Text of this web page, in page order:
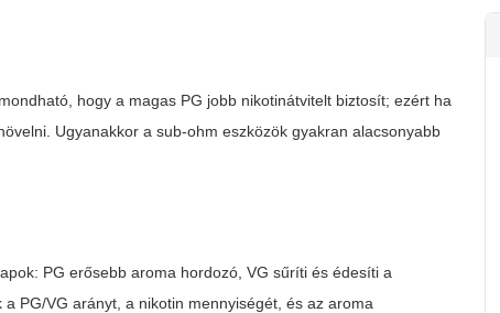
hogy a magas PG jobb nikotinátvitelt biztosít; ezért ha
Ugyanakkor a sub-ohm eszközök gyakran alacsonyabb
PG erősebb aroma hordozó, VG sűríti és édesíti a
PG/VG arányt, a nikotin mennyiségét, és az aroma